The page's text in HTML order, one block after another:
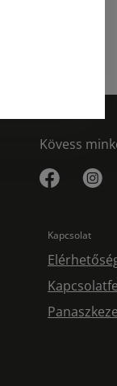
Kövess
Kapcsolat